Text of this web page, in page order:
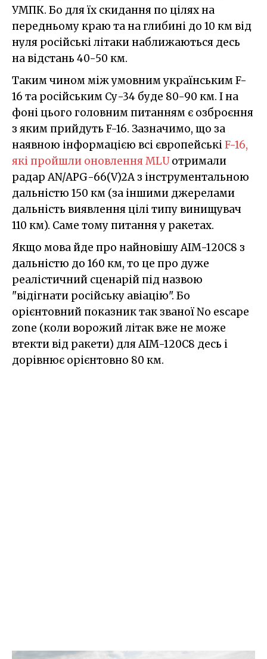
УМПК. Бо для їх скидання по цілях на
передньому краю та на глибині до 10 км від
нуля російські літаки наближаються десь
на відстань 40-50 км.
Таким чином між умовним українським F-
16 та російським Су-34 буде 80-90 км. І на
фоні цього головним питанням є озброєння
з яким прийдуть F-16. Зазначимо, що за
наявною інформацією всі європейськіF-16,
які пройшли оновлення MLUотримали
радар AN/APG-66(V)2A з інструментальною
дальністю 150 км (за іншими джерелами
дальність виявлення цілі типу винищувач
110 км). Саме тому питання у ракетах.
Якщо мова йде про найновішу AIM-120C8 з
дальністю до 160 км, то це про дуже
реалістичний сценарій під назвою
"відігнати російську авіацію". Бо
орієнтовний показник так званої No escape
zone (коли ворожий літак вже не може
втекти від ракети) для AIM-120C8 десь і
дорівнює орієнтовно 80 км.